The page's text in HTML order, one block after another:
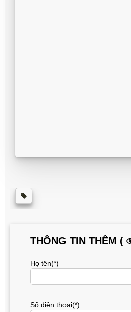
THÔNG TIN THÊM (
Họ tên(*)
Số điện thoại(*)